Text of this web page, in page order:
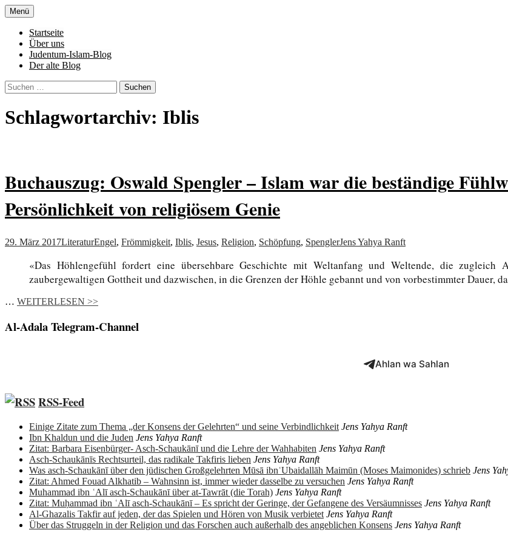
Zum
Inhalt
springen
Al-Adala.de
Menü
Startseite
Über uns
Judentum-Islam-Blog
Der alte Blog
Suchen
nach:
Schlagwortarchiv: Iblis
Buchauszug: Oswald Spengler – Islam war die beständige
Persönlichkeit von religiösem Genie
29. März 2017LiteraturEngel, Frömmigkeit, Iblis, Jesus, Religion, Schöpfung, SpenglerJens Yahya Ranft
«Das Höhlengefühl fordert eine übersehbare Geschichte mit Weltanfang und Weltende, die
zaubergewaltigen Gottheit und dazwischen, in die Grenzen der Höhle gebannt und von vorbestimmter Dauer,
… WEITERLESEN >>
Al-Adala Telegram-Channel
Ahlan wa Sahlan
RSS-Feed
Einige Zitate zum Thema „der Konsens der Gelehrten“ und seine Verbindlichkeit Jens Yahya Ranft
Ibn Khaldun und die Juden Jens Yahya Ranft
Zitat: Barbara Eisenbürger- Asch-Schaukānī und die Lehre der Wahhabiten Jens Yahya Ranft
Asch-Schaukānīs Rechtsurteil, das radikale Takfiris lieben Jens Yahya Ranft
Was asch-Schaukānī über den jüdischen Großgelehrten Mūsā ibnʿUbaidallāh Maimūn (Moses Maimonides) schrieb Jens
Zitat: Ahmed Fouad Alkhatib – Wahnsinn ist, immer wieder dasselbe zu versuchen Jens Yahya Ranft
Muhammad ibn ʿAlī asch-Schaukānī über at-Tawrāt (die Torah) Jens Yahya Ranft
Zitat: Muḥammad ibn ʿAlī asch-Schaukānī – Es spricht der Geringe, der Gefangene des Versäumnisses Jens Yahya Ranft
Al-Ghazalis Takfir auf jeden, der das Spielen und Hören von Musik verbietet Jens Yahya Ranft
Über das Struggeln in der Religion und das Forschen auch außerhalb des angeblichen Konsens Jens Yahya Ranft